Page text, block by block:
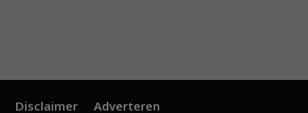
Disclaimer Adverteren